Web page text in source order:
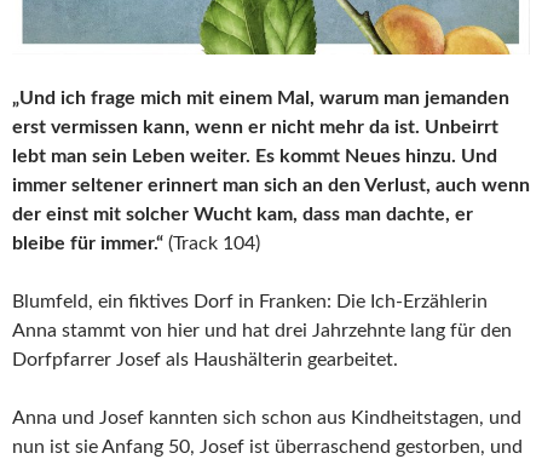
„Und ich frage mich mit einem Mal, warum man jemanden
erst vermissen kann, wenn er nicht mehr da ist. Unbeirrt
lebt man sein Leben weiter. Es kommt Neues hinzu. Und
immer seltener erinnert man sich an den Verlust, auch wenn
der einst mit solcher Wucht kam, dass man dachte, er
bleibe für immer.“ (Track 104)
Blumfeld, ein fiktives Dorf in Franken: Die Ich-Erzählerin
Anna stammt von hier und hat drei Jahrzehnte lang für den
Dorfpfarrer Josef als Haushälterin gearbeitet.
Anna und Josef kannten sich schon aus Kindheitstagen, und
nun ist sie Anfang 50, Josef ist überraschend gestorben, und